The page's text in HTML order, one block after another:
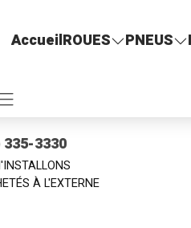
AccueilROUES PNEUS
3330
À L'EXTERNE